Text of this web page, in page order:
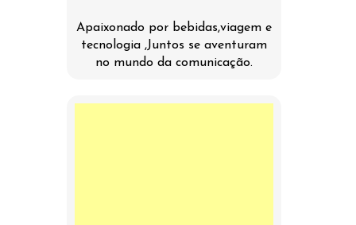
Apaixonado por bebidas,viagem e
tecnologia ,Juntos se aventuram
no mundo da comunicação.